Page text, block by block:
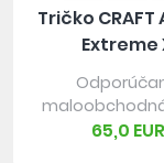
Tričko
Extreme
65,0 EUR